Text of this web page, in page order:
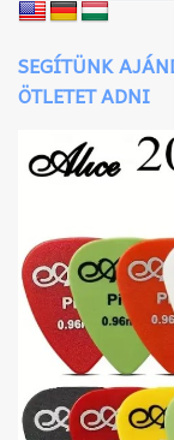
SEGÍTÜNK
ÖTLETET ADNI